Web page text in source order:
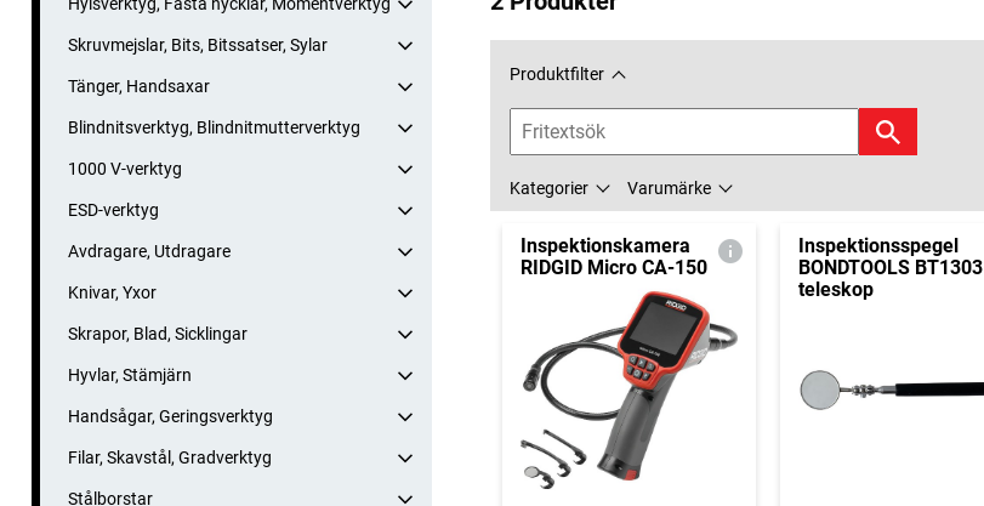
Skruvmejslar, Bits, Bitssatser, Sylar
Tänger, Handsaxar
Blindnitsverktyg, Blindnitmutterverktyg
1000 V-verktyg
ESD-verktyg
Avdragare, Utdragare
Knivar, Yxor
Skrapor, Blad, Sicklingar
Hyvlar, Stämjärn
Handsågar, Geringsverktyg
Filar, Skavstål, Gradverktyg
Stålborstar
Produktfilter
Kategorier Varumärke
Inspektionskamera
RIDGID Micro CA-150
Inspektionsspegel
BONDTOOLS BT1303
teleskop